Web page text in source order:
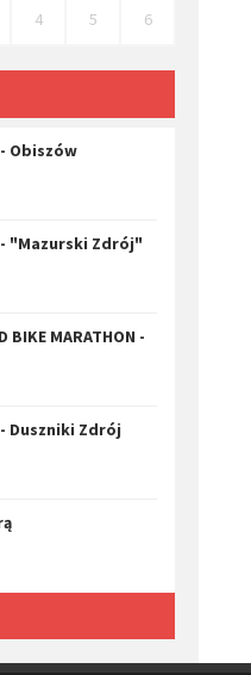
4 5 6
Obiszów
"Mazurski Zdrój"
BIKE MARATHON -
Duszniki Zdrój